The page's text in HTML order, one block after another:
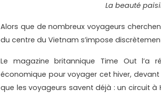
La beauté
Alors que de nombreux voyageurs
du centre du Vietnam s’impose
Le magazine britannique Time Out l’a
économique pour voyager cet hiver, devant
que les voyageurs savent déjà : un circuit